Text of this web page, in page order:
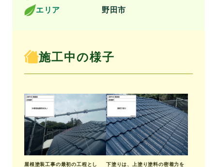
エリア
野田市
施工中の様子
屋根塗装工事の最初の工程とし
下塗りは、上塗り塗料の密着力を